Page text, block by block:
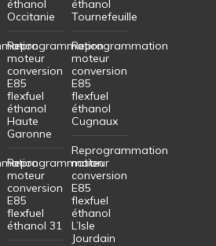
éthanol
Occitanie
Reprogrammation
moteur
conversion
E85
flexfuel
éthanol
Haute
Garonne
Reprogrammation
moteur
conversion
E85
flexfuel
éthanol 31
éthanol
Tournefeuille
Reprogrammation
moteur
conversion
E85
flexfuel
éthanol
Cugnaux
Reprogrammation
moteur
conversion
E85
flexfuel
éthanol
L’Isle
Jourdain